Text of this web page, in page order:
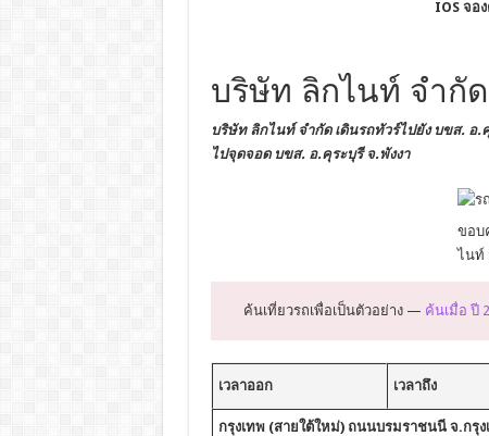
IOS จอ
บริษัท ลิกไนท์ จำกั
บริษัท ลิกไนท์ จำกัด เดินรถทัวร์ไปยัง บขส. อ.
ไปจุดจอด บขส. อ.คุระบุรี จ.พังงา
ขอบ
ไนท์
ค้นเที่ยวรถเพื่อเป็นตัวอย่าง — ค้นเมื่อ ปี
เวลาออก เวลาถึง
กรุงเทพ (สายใต้ใหม่) ถนนบรมราชนนี จ.กรุ